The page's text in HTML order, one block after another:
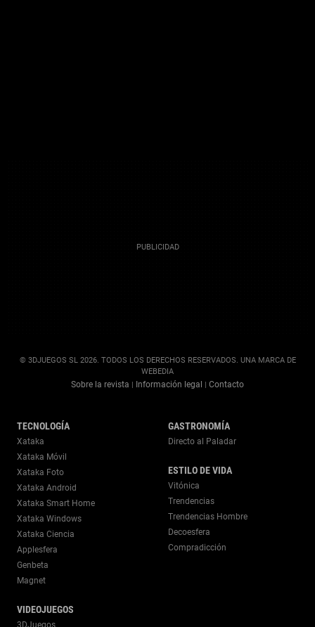
© 3DJUEGOS SL 2026. TODOS LOS DERECHOS RESERVADOS. UNA MARCA DE
WEBEDIA
Sobre la revista | Información legal | Contacto
TECNOLOGÍA
Xataka
Xataka Móvil
Xataka Foto
Xataka Android
Xataka Smart Home
Xataka Windows
Xataka Ciencia
Applesfera
Genbeta
Magnet
VIDEOJUEGOS
3DJuegos
GASTRONOMÍA
Directo al Paladar
ESTILO DE VIDA
Vitónica
Trendencias
Trendencias Hombre
Decoesfera
Compradicción